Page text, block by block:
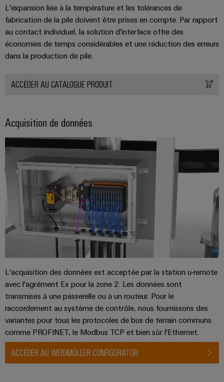
dans
le
transport
ferroviaire
Construction
de
l'industrie
Une
énergie
traditionnelle
L'avenir
de
la
production
d'énergie
éprouvée
Transmission
et
distribution
Stabilité
sécurité
des
réseaux
modernes
de
Manufacturer
(OEM)
d'E/S
Ethernet
industriel
Écrans
et
de
visualisation
Mesure
d'énergie
Weidmüller
IA
industrielle
Accès
distant
Plateforme
de
services
industriels
easyConnect
Wireless
L'expansion liée à la température et les tolérances de
fabrication de la pile doivent être prises en compte. Par rapport
au contact individuel, la solution d'interface offre des
économies de temps considérables et une réduction des erreurs
dans la production de pile.
ACCÉDER AU CATALOGUE PRODUIT
Acquisition de données
L'acquisition des données est acceptée par la station u-remote
avec l'agrément Ex pour la zone 2. Les données sont
transmises à une passerelle ou à un routeur. Pour le
raccordement au système de contrôle, nous fournissons des
variantes pour tous les protocoles de bus de terrain communs
comme PROFINET, le Modbus TCP et bien sûr l'Ethernet.
ACCÉDER AU WEIDMÜLLER CONFIGURATOR